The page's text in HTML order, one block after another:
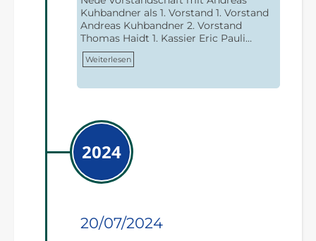
Kuhbandner als 1. Vorstand 1. Vorstand
Andreas Kuhbandner 2. Vorstand
Thomas Haidt 1. Kassier Eric Pauli…
Weiterlesen
2024
20/07/2024